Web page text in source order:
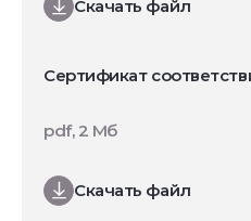
Скачать файл
Сертификат
Скачать файл
pdf, 2 Мб